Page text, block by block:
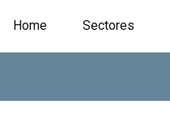
Home Sectores